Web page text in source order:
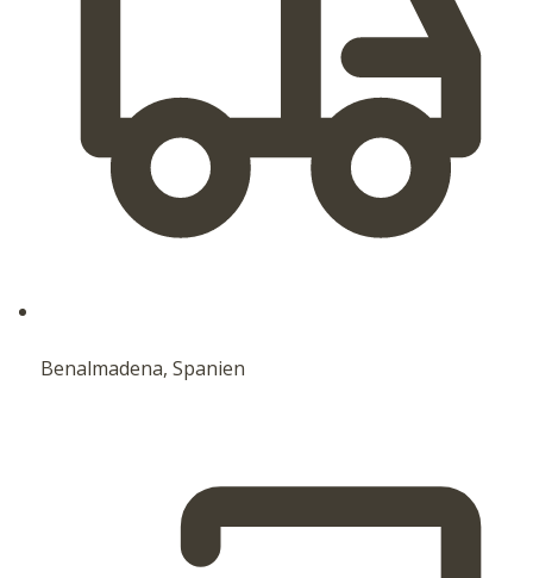
Benalmadena, Spanien